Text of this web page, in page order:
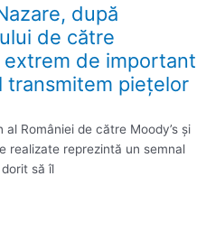
după
de către
extrem de important
transmitem pieţelor
României de către Moody’s şi
realizate reprezintă un semnal
să îl